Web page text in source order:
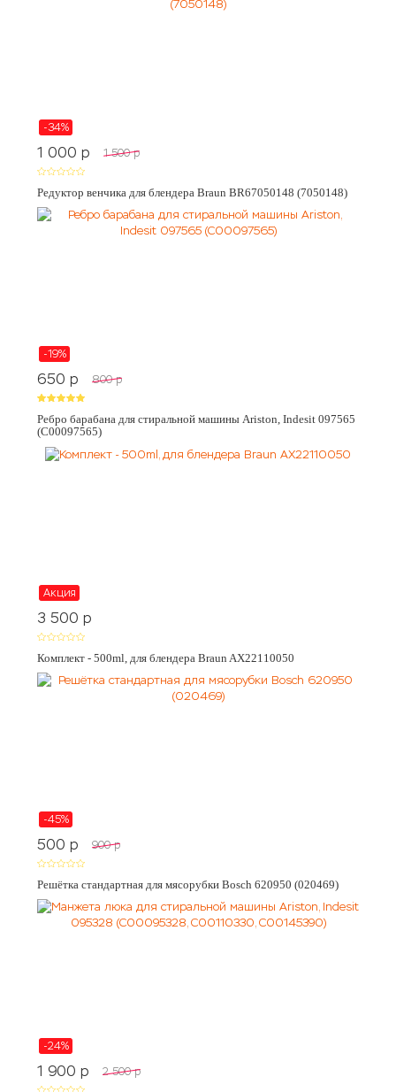
-34%
1 000 p 1 500 p
Редуктор венчика для блендера Braun BR67050148 (7050148)
-19%
650 p 800 p
Ребро барабана для стиральной машины Ariston, Indesit 097565
(C00097565)
Акция
3 500 p
Комплект - 500ml, для блендера Braun AX22110050
-45%
500 p 900 p
Решётка стандартная для мясорубки Bosch 620950 (020469)
-24%
1 900 p 2 500 p